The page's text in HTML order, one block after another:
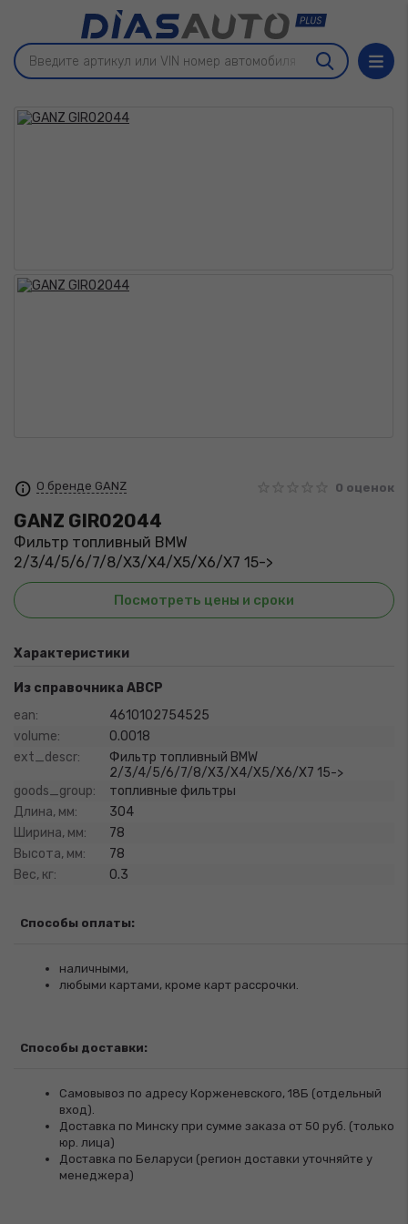
О бренде GANZ 0 оценок
GANZ GIR02044
Фильтр топливный BMW
2/3/4/5/6/7/8/X3/X4/X5/X6/X7 15->
Посмотреть цены и сроки
Характеристики
Из справочника ABCP
ean:
4610102754525
volume:
0.0018
ext_descr:
Фильтр топливный BMW
2/3/4/5/6/7/8/X3/X4/X5/X6/X7 15->
goods_group:
топливные фильтры
Длина, мм:
304
Ширина, мм:
78
Высота, мм:
78
Вес, кг:
0.3
Способы оплаты:
наличными,
любыми картами, кроме карт рассрочки.
Способы доставки:
Самовывоз по адресу Корженевского, 18Б (отдельный
вход).
Доставка по Минску при сумме заказа от 50 руб. (только
юр. лица)
Доставка по Беларуси (регион доставки уточняйте у
менеджера)